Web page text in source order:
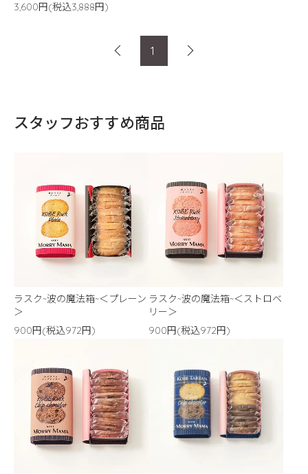
3,600円(税込3,888円)
1
スタッフおすすめ商品
ラスク~波の魔法箱~＜プレーン
＞
900円(税込972円)
ラスク~波の魔法箱~＜ストロベ
リー＞
900円(税込972円)